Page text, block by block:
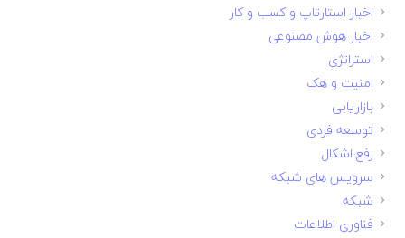
اخبار استارتاپ و کسب و کار
اخبار هوش مصنوعی
استراتژی
امنیت و هک
بازاریابی
توسعه فردی
رفع اشکال
سرویس های شبکه
شبکه
فناوری اطلاعات